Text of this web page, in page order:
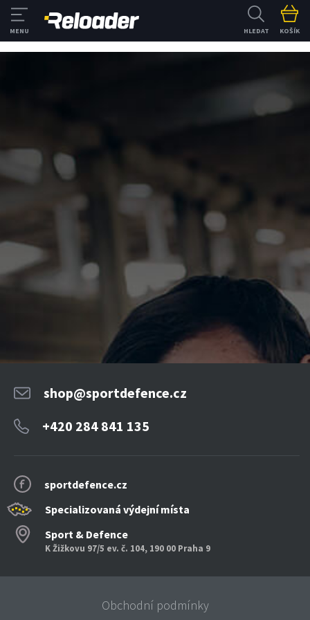
HLEDAT KOŠÍK
sportdefence.cz
Specializovaná výdejní místa
Sport & Defence
K Žižkovu 97/5 ev. č. 104, 190 00 Praha 9
shop@sportdefence.cz
+420 284 841 135
Obchodní podmínky